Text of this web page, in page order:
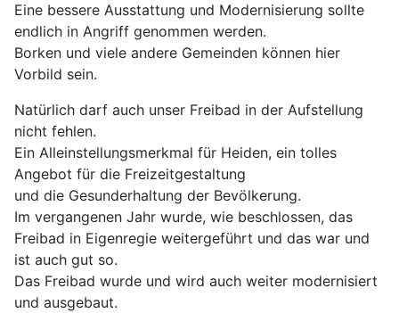
Eine bessere Ausstattung und Modernisierung sollte
endlich in Angriff genommen werden.
Borken und viele andere Gemeinden können hier
Vorbild sein.
Natürlich darf auch unser Freibad in der Aufstellung
nicht fehlen.
Ein Alleinstellungsmerkmal für Heiden, ein tolles
Angebot für die Freizeitgestaltung
und die Gesunderhaltung der Bevölkerung.
Im vergangenen Jahr wurde, wie beschlossen, das
Freibad in Eigenregie weitergeführt und das war und
ist auch gut so.
Das Freibad wurde und wird auch weiter modernisiert
und ausgebaut.